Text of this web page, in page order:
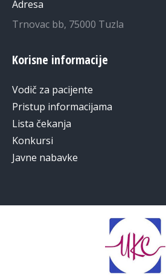
Adresa
Trnovac bb, 75000 Tuzla
Korisne informacije
Vodič za pacijente
Pristup informacijama
Lista čekanja
Konkursi
Javne nabavke